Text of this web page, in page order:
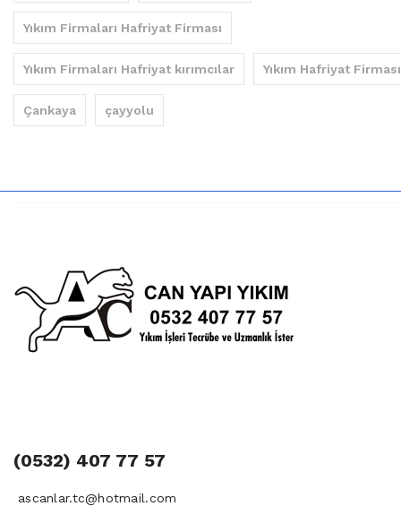
Yıkım Firmaları Hafriyat Firması
Yıkım Firmaları Hafriyat kırımcılar Yıkım Hafriyat Firması
Çankaya çayyolu
(0532) 407 77 57
ascanlar.tc@hotmail.com